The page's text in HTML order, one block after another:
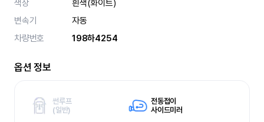
색상
흰색(화이트)
변속기
자동
차량번호
198하4254
옵션 정보
썬루프
(일반)
전동접이
사이드미러